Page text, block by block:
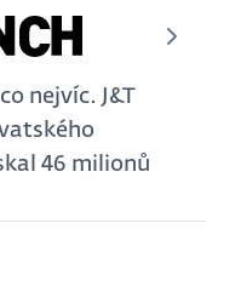
nejvíc. J&T
46 milionů